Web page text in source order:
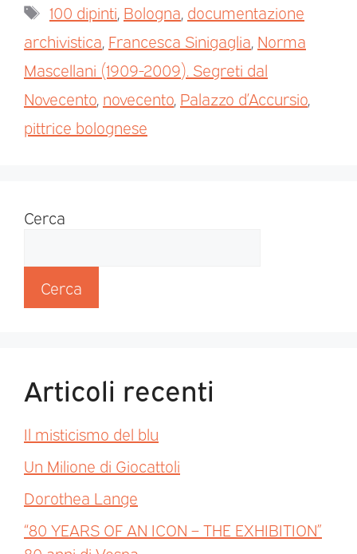
100 dipinti Bologna documentazione
archivistica Francesca Sinigaglia Norma
Mascellani (1909-2009). Segreti dal
Novecento novecento Palazzo d’Accursio
pittrice bolognese
Cerca
Cerca
Articoli recenti
Il misticismo del blu
Un Milione di Giocattoli
Dorothea Lange
“80 YEARS OF AN ICON – THE EXHIBITION”